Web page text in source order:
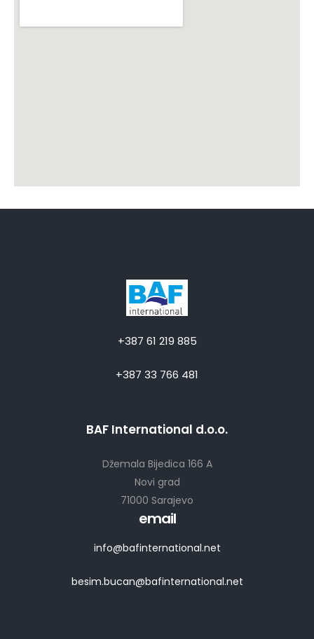
+387 61 219 885
+387 33 766 481
BAF International d.o.o.
Džemala Bijedica 166 A
Novi grad
71000 Sarajevo
email
info@bafinternational.net
besim.bucan@bafinternational.net